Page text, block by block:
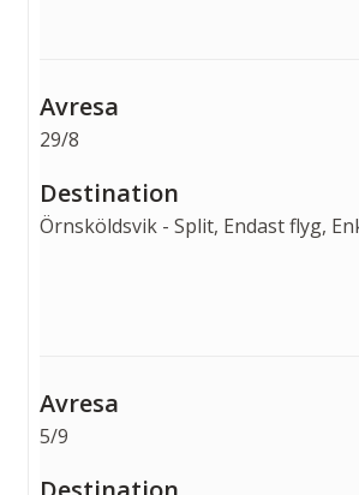
29/8
Örnsköldsvik - Split, Endast flyg,
5/9